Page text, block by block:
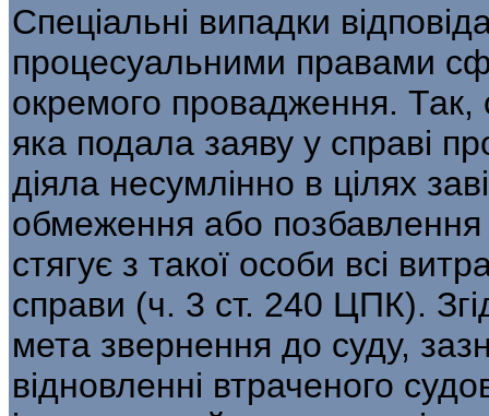
Спеціальні випадки
процесуаль­ними правами
окремого провадження.
яка подала заяву у справі
діяла несумлінно в цілях
обмеження або позбавлення
стягує з такої особи всі
справи (ч. 3 ст. 240 ЦПК).
мета звернення до суду,
відновленні втраченого